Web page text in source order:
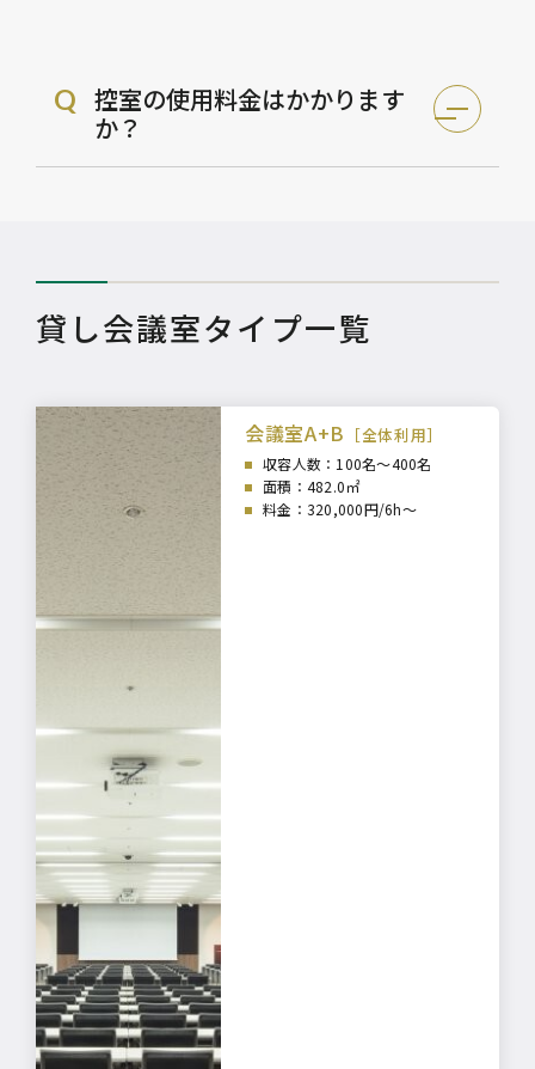
Q 控室の使用料金はかかります
か？
貸し会議室タイプ一覧
会議室A+B ［全体利用］
収容人数：100名～400名
面積：482.0㎡
料金：320,000円/6h～